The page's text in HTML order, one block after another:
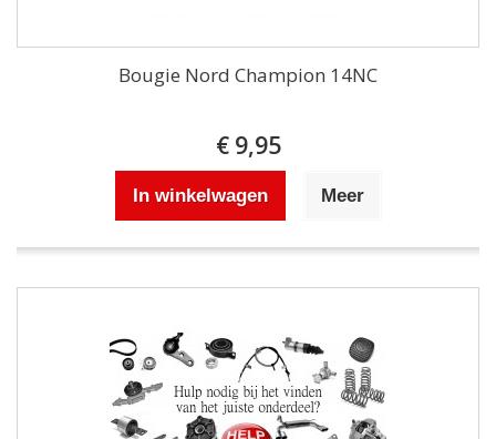
Bougie Nord Champion 14NC
€ 9,95
In winkelwagen Meer